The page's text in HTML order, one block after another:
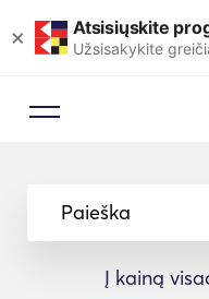
× Atsisiųskite
Užsisakykite
Paieška
Į kainą